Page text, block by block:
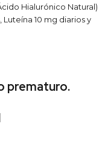
Hialurónico Natural)
Luteína 10 mg diarios y
prematuro.